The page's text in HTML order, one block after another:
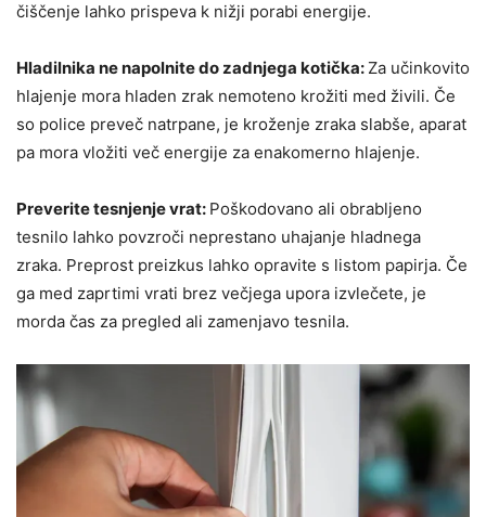
čiščenje lahko prispeva k nižji porabi energije.
Hladilnika ne napolnite do zadnjega kotička: Za učinkovito
hlajenje mora hladen zrak nemoteno krožiti med živili. Če
so police preveč natrpane, je kroženje zraka slabše, aparat
pa mora vložiti več energije za enakomerno hlajenje.
Preverite tesnjenje vrat: Poškodovano ali obrabljeno
tesnilo lahko povzroči neprestano uhajanje hladnega
zraka. Preprost preizkus lahko opravite s listom papirja. Če
ga med zaprtimi vrati brez večjega upora izvlečete, je
morda čas za pregled ali zamenjavo tesnila.